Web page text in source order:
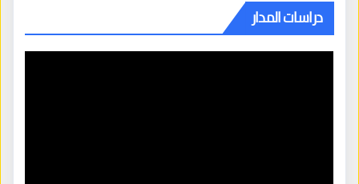
دراسات المدار